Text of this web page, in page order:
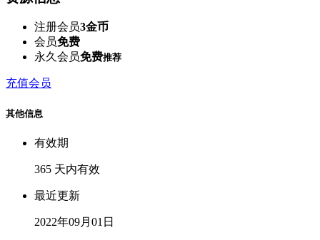
注册会员3金币
会员免费
永久会员免费推荐
充值会员
其他信息
有效期
365 天内有效
最近更新
2022年09月01日